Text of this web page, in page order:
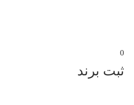
0
ثبت برند